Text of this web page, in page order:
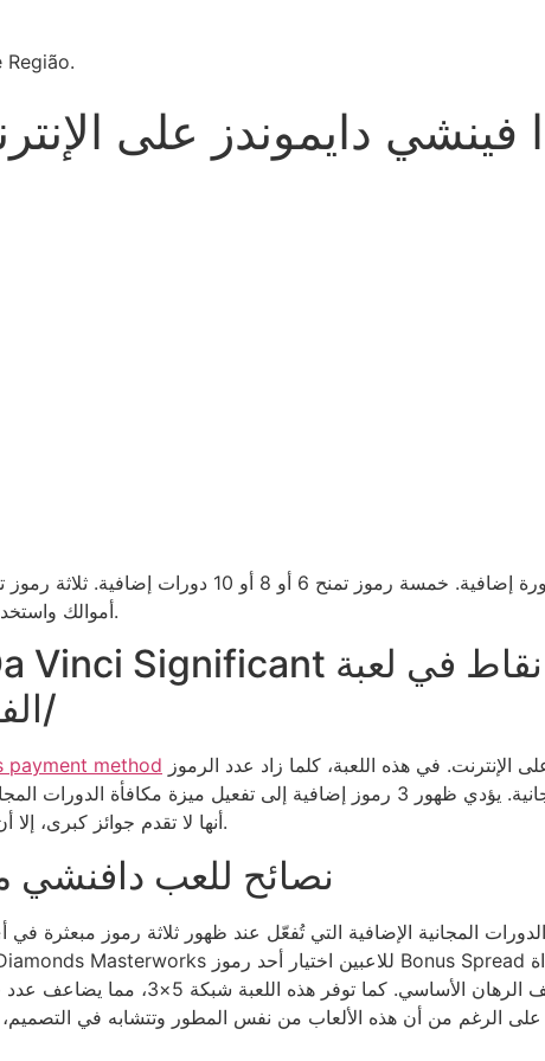
Região.
دايموندز على
أموالك واستخدمت جميع ميزات اللعبة، فستتمكن من الفوز بجائزة كبرى.
الفيديو (النتيجة من الخطوة 3.5/
payment method
الإضافية، زادت فرص الحصول على دورات مجانية. يؤدي ظهور 3 رموز إضافية
أنها لا تقدم جوائز كبرى، إلا أن الدورات المجانية والبكرات المتساقطة تمنح جوائز أصغر.
نصائح للعب دافنشي
المجانية الإضافية التي تُفعّل عند ظهور ثلاثة رموز